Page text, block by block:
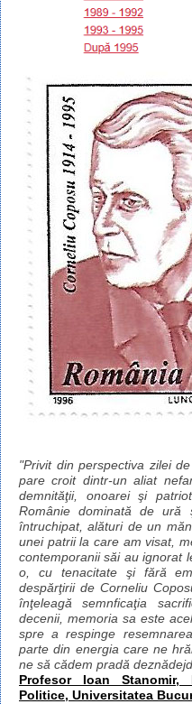
"Privit din perspectiva zilei
pare croit dintr-un aliat
demnităţii, onoarei şi
Românie dominată de
întruchipat, alături de un
unei patrii la care am visat,
contemporanii săi au ignorat
o, cu tenacitate şi fără
despărţirii de Corneliu
înţeleagă semnficaţia
decenii, memoria sa este
spre a respinge
parte din energia care ne
ne să cădem pradă
Profesor Ioan
Politice, Universitatea